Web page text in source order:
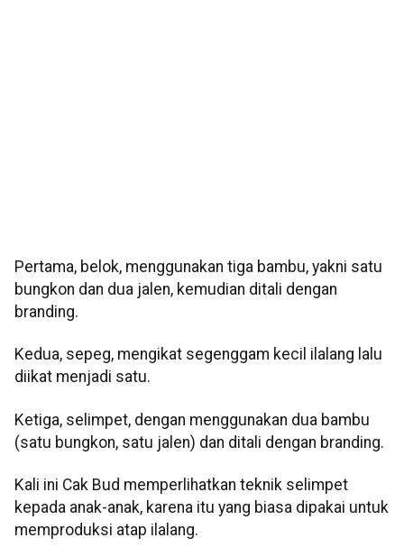
Pertama, belok, menggunakan tiga bambu, yakni satu
bungkon dan dua jalen, kemudian ditali dengan
branding.
Kedua, sepeg, mengikat segenggam kecil ilalang lalu
diikat menjadi satu.
Ketiga, selimpet, dengan menggunakan dua bambu
(satu bungkon, satu jalen) dan ditali dengan branding.
Kali ini Cak Bud memperlihatkan teknik selimpet
kepada anak-anak, karena itu yang biasa dipakai untuk
memproduksi atap ilalang.